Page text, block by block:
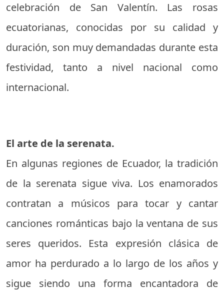
celebración de San Valentín. Las rosas
ecuatorianas, conocidas por su calidad y
duración, son muy demandadas durante esta
festividad, tanto a nivel nacional como
internacional.
El arte de la serenata.
En algunas regiones de Ecuador, la tradición
de la serenata sigue viva. Los enamorados
contratan a músicos para tocar y cantar
canciones románticas bajo la ventana de sus
seres queridos. Esta expresión clásica de
amor ha perdurado a lo largo de los años y
sigue siendo una forma encantadora de